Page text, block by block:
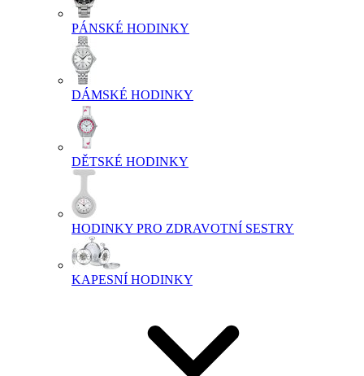
PÁNSKÉ HODINKY
DÁMSKÉ HODINKY
DĚTSKÉ HODINKY
HODINKY PRO ZDRAVOTNÍ SESTRY
KAPESNÍ HODINKY